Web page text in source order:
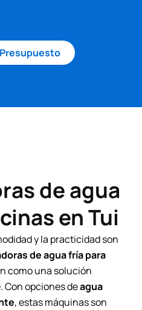
de agua
en Tui
y la practicidad son
de agua fría para
como una solución
opciones deagua
, estas máquinas son